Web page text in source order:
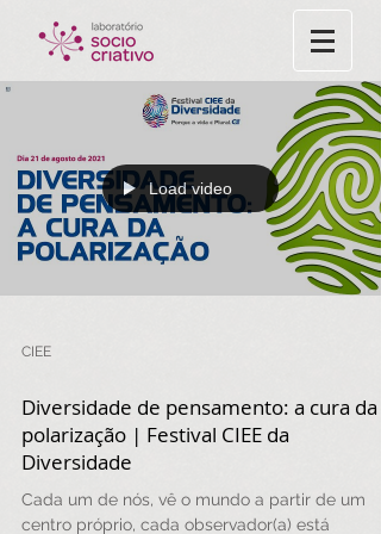
Load video
CIEE
Diversidade de pensamento: a cura da
polarização | Festival CIEE da
Diversidade
Cada um de nós, vê o mundo a partir de um
centro próprio, cada observador(a) está